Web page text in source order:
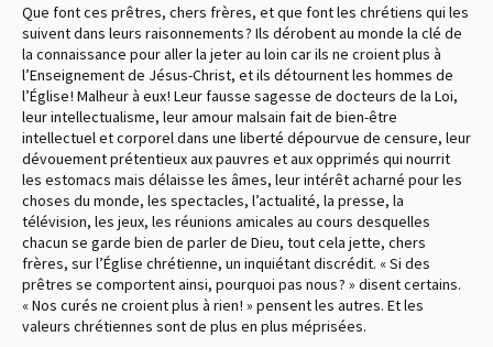
Que font ces prêtres, chers frères, et que font les chrétiens qui les
suivent dans leurs raisonnements ? Ils dérobent au monde la clé de
la connaissance pour aller la jeter au loin car ils ne croient plus à
l’Enseignement de Jésus-Christ, et ils détournent les hommes de
l’Église ! Malheur à eux ! Leur fausse sagesse de docteurs de la Loi,
leur intellectualisme, leur amour malsain fait de bien-être
intellectuel et corporel dans une liberté dépourvue de censure, leur
dévouement prétentieux aux pauvres et aux opprimés qui nourrit
les estomacs mais délaisse les âmes, leur intérêt acharné pour les
choses du monde, les spectacles, l’actualité, la presse, la
télévision, les jeux, les réunions amicales au cours desquelles
chacun se garde bien de parler de Dieu, tout cela jette, chers
frères, sur l’Église chrétienne, un inquiétant discrédit. « Si des
prêtres se comportent ainsi, pourquoi pas nous ? » disent certains.
« Nos curés ne croient plus à rien ! » pensent les autres. Et les
valeurs chrétiennes sont de plus en plus méprisées.